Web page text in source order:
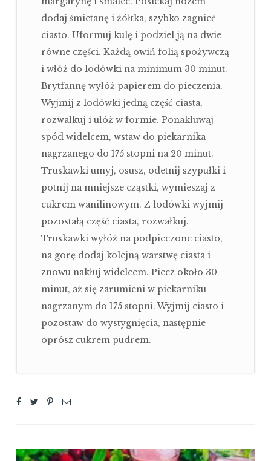
dodaj śmietanę i żółtka, szybko zagnieć
ciasto. Uformuj kulę i podziel ją na dwie
równe części. Każdą owiń folią spożywczą
i włóż do lodówki na minimum 30 minut.
Brytfannę wyłóż papierem do pieczenia.
Wyjmij z lodówki jedną część ciasta,
rozwałkuj i ułóż w formie. Ponakłuwaj
spód widelcem, wstaw do piekarnika
nagrzanego do 175 stopni na 20 minut.
Truskawki umyj, osusz, odetnij szypułki i
potnij na mniejsze cząstki, wymieszaj z
cukrem wanilinowym. Z lodówki wyjmij
pozostałą część ciasta, rozwałkuj.
Truskawki wyłóż na podpieczone ciasto,
na gorę dodaj kolejną warstwę ciasta i
znowu nakłuj widelcem. Piecz około 30
minut, aż się zarumieni w piekarniku
nagrzanym do 175 stopni. Wyjmij ciasto i
pozostaw do wystygnięcia, następnie
oprósz cukrem pudrem.